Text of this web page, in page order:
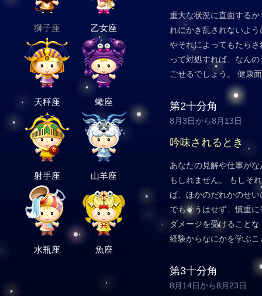
獅子座 乙女座
天秤座 蠍座
射手座 山羊座
水瓶座 魚座
重大な状況に直面する
れにかき乱されないよ
やそれによってもたら
って対処すれば、なん
ごせるでしょう。 健康
第2十分角
8月3日から8月13日
吟味されるとき
あなたの見解や仕事が
もしれません。 もしそ
ば、ほかのだれかのせ
でもそうはせず、慎重
ダメージを受けること
経験からなにかを学ぶ
第3十分角
8月14日から8月23日